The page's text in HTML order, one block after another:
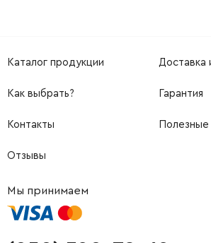
Каталог продукции Доставка
Как выбрать? Гарантия
Контакты
Отзывы
Мы принимаем